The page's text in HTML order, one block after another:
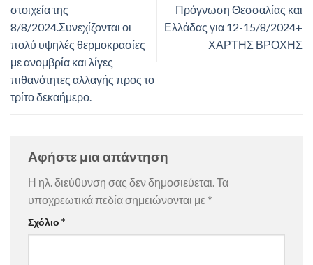
στοιχεία της
8/8/2024.Συνεχίζονται οι
πολύ υψηλές θερμοκρασίες
με ανομβρία και λίγες
πιθανότητες αλλαγής προς το
τρίτο δεκαήμερο.
Πρόγνωση Θεσσαλίας και
Ελλάδας για 12-15/8/2024+
ΧΑΡΤΗΣ ΒΡΟΧΗΣ
Αφήστε μια απάντηση
Η ηλ. διεύθυνση σας δεν δημοσιεύεται.Τα
υποχρεωτικά πεδία σημειώνονται με *
Σχόλιο *